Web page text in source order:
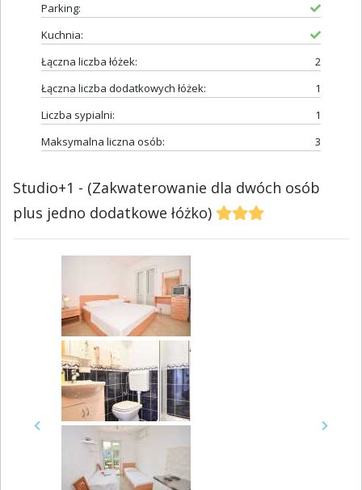
Parking:
Kuchnia:
Łączna liczba łóżek:
2
Łączna liczba dodatkowych łóżek:
1
Liczba sypialni:
1
Maksymalna liczna osób:
3
Studio+1 - (Zakwaterowanie dla dwóch osób
plus jedno dodatkowe łóżko)
Previous Next